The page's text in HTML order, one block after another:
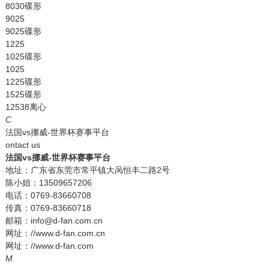
8030碟形
9025
9025碟形
1225
1025碟形
1025
1225碟形
1525碟形
12538离心
C
法国vs挪威-世界杯赛事平台
ontact us
法国vs挪威-世界杯赛事平台
地址：广东省东莞市常平镇大呙恒丰二路2号
陈小姐：13509657206
电话：0769-83660708
传真：0769-83660718
邮箱：info@d-fan.com.cn
网址：//www.d-fan.com.cn
网址：//www.d-fan.com
M